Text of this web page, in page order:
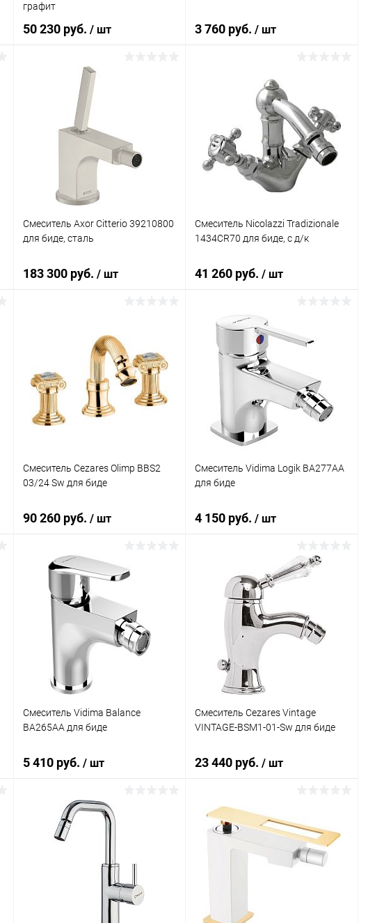
графит
50 230 руб. / шт
В корзину
Купить в 1 клик
Под заказ
3 760 руб./ шт
В корзину
Купить в 1 клик Сравнение
В избранное Под заказ
Смеситель Axor Citterio 39210800
для биде, сталь
183 300 руб. / шт
Купить в 1 клик Сравнение
В избранное Под заказ
Смеситель Nicolazzi Tradizionale
1434CR70 для биде, с д/к
41 260 руб./ шт
В корзину
Купить в 1 клик
Под заказ
Смеситель Cezares Olimp BBS2
03/24 Sw для биде
90 260 руб. / шт
В корзину
Купить в 1 клик Сравнение
В избранное Под заказ
Смеситель Vidima Logik BA277AA
для биде
4 150 руб./ шт
В корзину
Купить в 1 клик Сравнение
В избранное Под заказ
Смеситель Vidima Balance
BA265AA для биде
5 410 руб. / шт
В корзину
Смеситель Cezares Vintage
VINTAGE-BSM1-01-Sw для биде
23 440 руб./ шт
В корзину
Купить в 1 клик Сравнение